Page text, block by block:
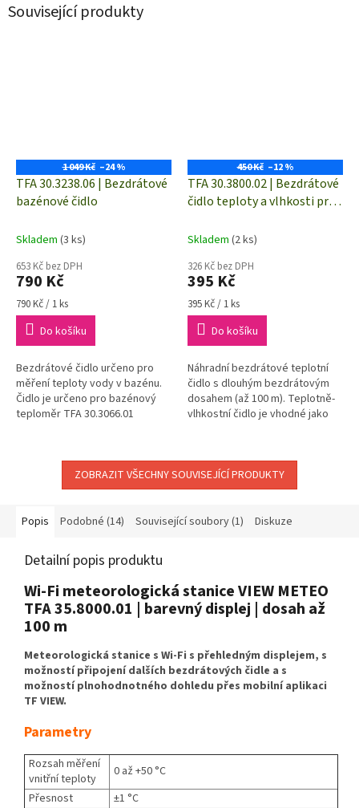
Související produkty
1 049 Kč –24 %
TFA 30.3238.06 | Bezdrátové
bazénové čidlo
Skladem (3 ks)
653 Kč bez DPH
790 Kč
Měrná
cena:
790 Kč / 1 ks
Do košíku
Bezdrátové čidlo určeno pro
měření teploty vody v bazénu.
Čidlo je určeno pro bazénový
teploměr TFA 30.3066.01
450 Kč –12 %
TFA 30.3800.02 | Bezdrátové
čidlo teploty a vlhkosti pro
100 m
Skladem (2 ks)
326 Kč bez DPH
395 Kč
Měrná
cena:
395 Kč / 1 ks
Do košíku
Náhradní bezdrátové teplotní
čidlo s dlouhým bezdrátovým
dosahem (až 100 m). Teplotně-
vlhkostní čidlo je vhodné jako
ZOBRAZIT VŠECHNY SOUVISEJÍCÍ PRODUKTY
Popis Podobné (14) Související soubory (1) Diskuze
Detailní popis produktu
Wi-Fi meteorologická stanice VIEW METEO
TFA 35.8000.01 | barevný displej | dosah až
100 m
Meteorologická stanice s Wi-Fi s přehledným displejem, s
možností připojení dalších bezdrátových čidle a s
možností plnohodnotného dohledu přes mobilní aplikaci
TF VIEW.
Parametry
Rozsah měření
vnitřní teploty
0 až +50 °C
Přesnost
±1 °C